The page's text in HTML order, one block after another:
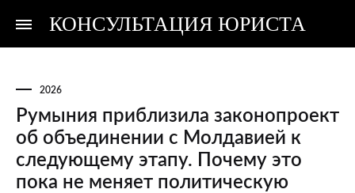
КОНСУЛЬТАЦИЯ ЮРИСТА
Консультация
Консультация
2026
Румыния приблизила законопроект
об объединении с Молдавией к
следующему этапу. Почему это
пока не меняет политическую